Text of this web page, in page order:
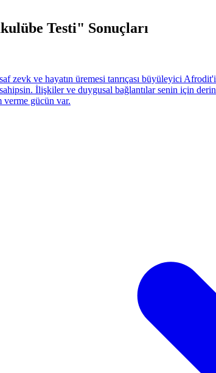
Testi" Sonuçları
zevk ve hayatın üremesi tanrıçası büyüleyici
İlişkiler ve duygusal bağlantılar senin için
gücün var.